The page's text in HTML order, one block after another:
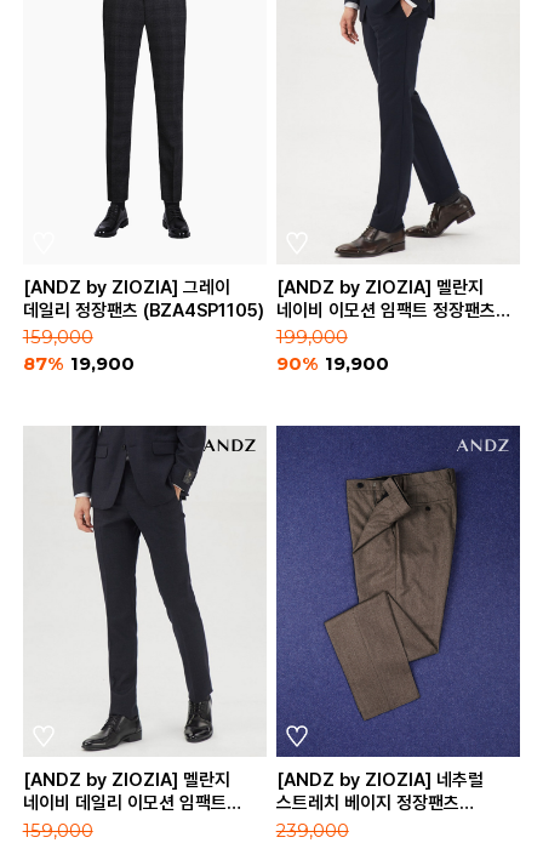
[ANDZ by ZIOZIA] 그레이
데일리 정장팬츠 (BZA4SP1105)
159,000
87% 19,900
[ANDZ by ZIOZIA] 멜란지
네이비 이모션 임팩트 정장팬츠
(BLA4SP1181)
199,000
90% 19,900
[ANDZ by ZIOZIA] 멜란지
네이비 데일리 이모션 임팩트
정장팬츠 (BZA4SP1101_MNV)
159,000
[ANDZ by ZIOZIA] 네추럴
스트레치 베이지 정장팬츠
(BZA4SP1301_BE)
239,000